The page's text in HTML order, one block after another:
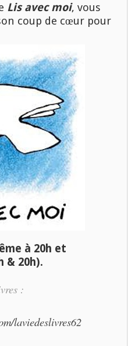
Lis avec moi, vous
coup de cœur pour
à 20h et
& 20h).
:
laviedeslivres62